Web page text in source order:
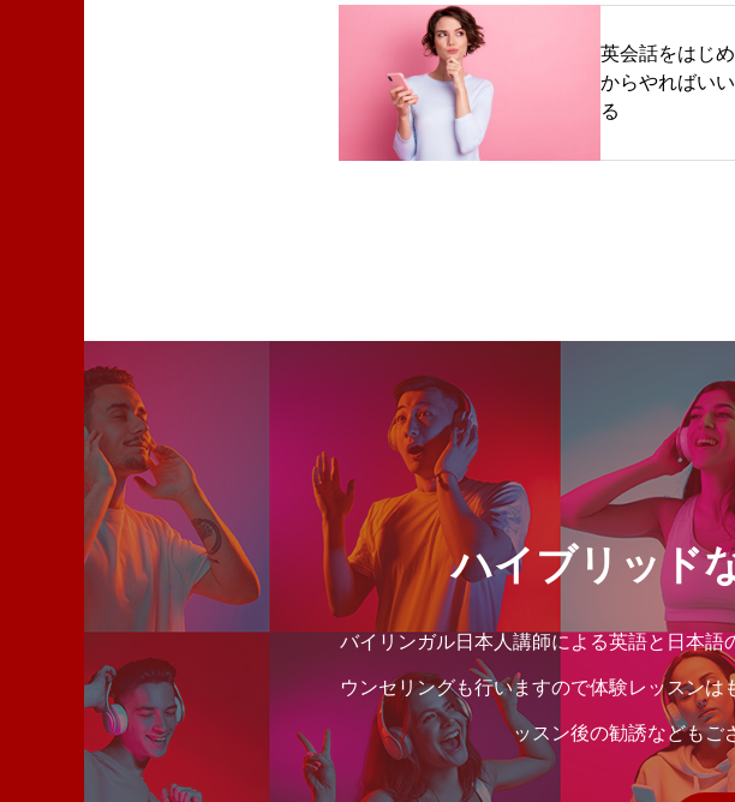
英会話をはじ
からやればい
る
ハイブリッド
バイリンガル日本人講師による英語と日本
ウンセリングも行いますので体験レッスン
ッスン後の勧誘などもご